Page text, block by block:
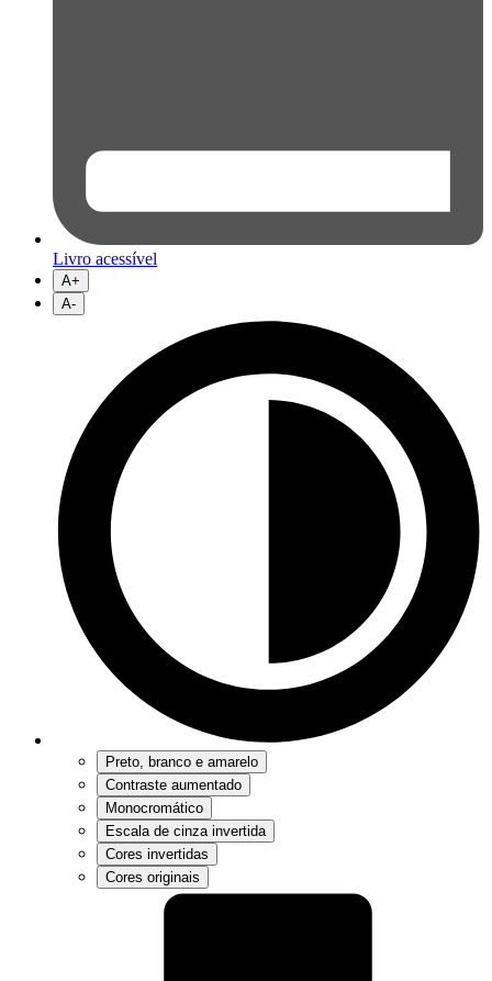
Livro acessível
A+
A-
Preto, branco e amarelo
Contraste aumentado
Monocromático
Escala de cinza invertida
Cores invertidas
Cores originais